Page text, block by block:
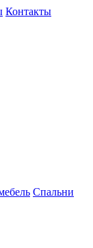
Контакты
Спальни